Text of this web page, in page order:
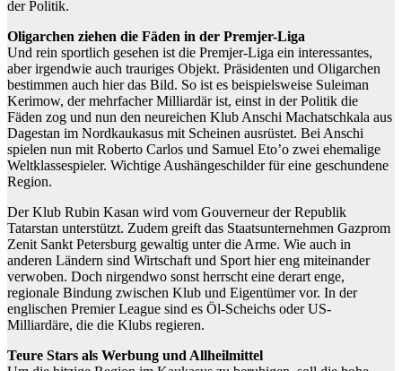
der Politik.
Oligarchen ziehen die Fäden in der Premjer-Liga
Und rein sportlich gesehen ist die Premjer-Liga ein interessantes,
aber irgendwie auch trauriges Objekt. Präsidenten und Oligarchen
bestimmen auch hier das Bild. So ist es beispielsweise Suleiman
Kerimow, der mehrfacher Milliardär ist, einst in der Politik die
Fäden zog und nun den neureichen Klub Anschi Machatschkala aus
Dagestan im Nordkaukasus mit Scheinen ausrüstet. Bei Anschi
spielen nun mit Roberto Carlos und Samuel Eto’o zwei ehemalige
Weltklassespieler. Wichtige Aushängeschilder für eine geschundene
Region.
Der Klub Rubin Kasan wird vom Gouverneur der Republik
Tatarstan unterstützt. Zudem greift das Staatsunternehmen Gazprom
Zenit Sankt Petersburg gewaltig unter die Arme. Wie auch in
anderen Ländern sind Wirtschaft und Sport hier eng miteinander
verwoben. Doch nirgendwo sonst herrscht eine derart enge,
regionale Bindung zwischen Klub und Eigentümer vor. In der
englischen Premier League sind es Öl-Scheichs oder US-
Milliardäre, die die Klubs regieren.
Teure Stars als Werbung und Allheilmittel